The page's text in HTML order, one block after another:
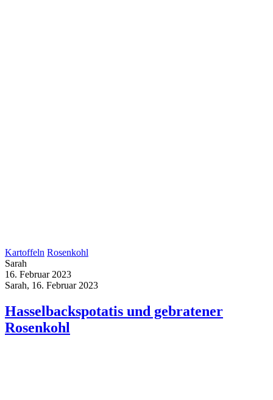
Kartoffeln Rosenkohl
Sarah
16. Februar 2023
Sarah, 16. Februar 2023
Hasselbackspotatis und gebratener
Rosenkohl